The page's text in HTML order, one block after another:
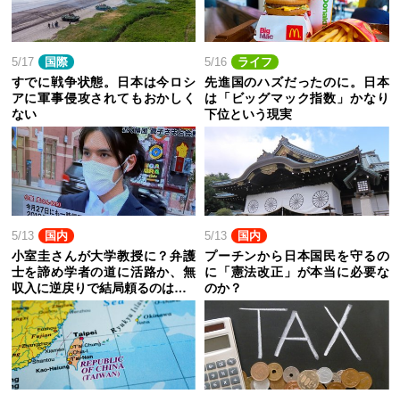
5/17 国際
すでに戦争状態。日本は今ロシ
アに軍事侵攻されてもおかしく
ない
5/16 ライフ
先進国のハズだったのに。日本
は「ビッグマック指数」かなり
下位という現実
5/13 国内
小室圭さんが大学教授に？弁護
士を諦め学者の道に活路か、無
収入に逆戻りで結局頼るのは…
5/13 国内
プーチンから日本国民を守るの
に「憲法改正」が本当に必要な
のか？